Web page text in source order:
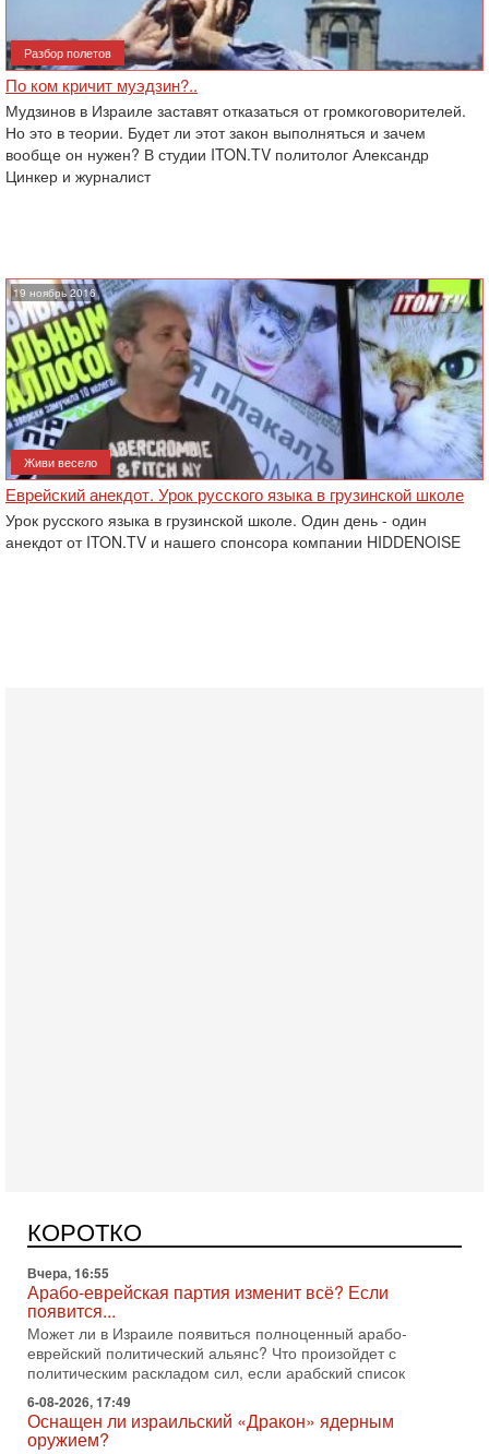
Разбор полетов
По ком кричит муэдзин?..
Мудзинов в Израиле заставят отказаться от громкоговорителей.
Но это в теории. Будет ли этот закон выполняться и зачем
вообще он нужен? В ‎студии ITON.TV политолог Александр
Цинкер и журналист
19 ноябрь 2016
Живи весело
Еврейский анекдот. Урок русского языка в грузинской школе
Урок русского языка в грузинской школе. Один день - один
анекдот от ITON.TV и нашего спонсора компании HIDDENOISE
КОРОТКО
еврейский политический альянс? Что произойдет с
6-08-2026, 17:49
Оснащен ли израильский «Дракон» ядерным
оружием?
Израиль получил от Германии новейшую подводную лодку
АХИ «Дракон» (Drakon), которая уже стала самой дорогой
субмариной в истории ЦАХАЛ. Но почему её
6-08-2026, 16:51
Как на самом деле погибли бойцы Ливане? Иран